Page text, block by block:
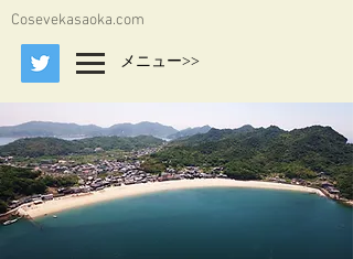
Cosevekasaoka.com
メニュー>>